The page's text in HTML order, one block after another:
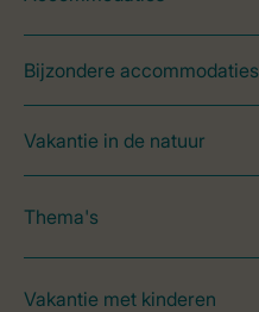
Bijzondere accommodaties
Vakantie in de natuur
Thema's
Vakantie met kinderen